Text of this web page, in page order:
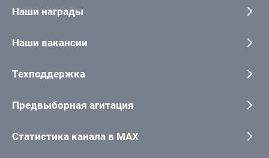
Наши награды
Наши вакансии
Техподдержка
Предвыборная агитация
Статистика канала в MAX